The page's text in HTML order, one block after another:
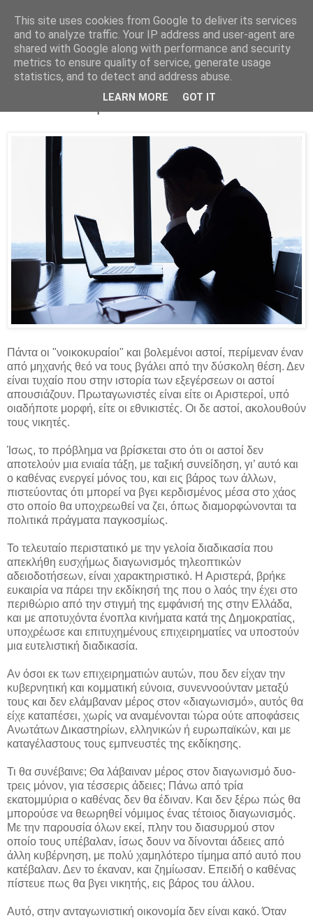
Parakato.gr
Η αριστερά και η αυτοκαταστροφή του
αστικού κόσμου
Πάντα οι "νοικοκυραίοι" και βολεμένοι αστοί, περίμεναν έναν
από μηχανής θεό να τους βγάλει από την δύσκολη θέση. Δεν
είναι τυχαίο που στην ιστορία των εξεγέρσεων οι αστοί
απουσιάζουν. Πρωταγωνιστές είναι είτε οι Αριστεροί, υπό
οιαδήποτε μορφή, είτε οι εθνικιστές. Οι δε αστοί, ακολουθούν
τους νικητές.
Ίσως, το πρόβλημα να βρίσκεται στο ότι οι αστοί δεν
αποτελούν μια ενιαία τάξη, με ταξική συνείδηση, γι’ αυτό και
ο καθένας ενεργεί μόνος του, και εις βάρος των άλλων,
πιστεύοντας ότι μπορεί να βγει κερδισμένος μέσα στο χάος
στο οποίο θα υποχρεωθεί να ζει, όπως διαμορφώνονται τα
πολιτικά πράγματα παγκοσμίως.
Το τελευταίο περιστατικό με την γελοία διαδικασία που
απεκλήθη ευσχήμως διαγωνισμός τηλεοπτικών
αδειοδοτήσεων, είναι χαρακτηριστικό. Η Αριστερά, βρήκε
ευκαιρία να πάρει την εκδίκησή της που ο λαός την έχει στο
περιθώριο από την στιγμή της εμφάνισή της στην Ελλάδα,
και με αποτυχόντα ένοπλα κινήματα κατά της Δημοκρατίας,
υποχρέωσε και επιτυχημένους επιχειρηματίες να υποστούν
μια ευτελιστική διαδικασία.
Αν όσοι εκ των επιχειρηματιών αυτών, που δεν είχαν την
κυβερνητική και κομματική εύνοια, συνεννοούνταν μεταξύ
τους και δεν ελάμβαναν μέρος στον «διαγωνισμό», αυτός θα
είχε καταπέσει, χωρίς να αναμένονται τώρα ούτε αποφάσεις
Ανωτάτων Δικαστηρίων, ελληνικών ή ευρωπαϊκών, και με
καταγέλαστους τους εμπνευστές της εκδίκησης.
Τι θα συνέβαινε; Θα λάβαιναν μέρος στον διαγωνισμό δυο-
τρεις μόνον, για τέσσερις άδειες; Πάνω από τρία
εκατομμύρια ο καθένας δεν θα έδιναν. Και δεν ξέρω πώς θα
μπορούσε να θεωρηθεί νόμιμος ένας τέτοιος διαγωνισμός.
Με την παρουσία όλων εκεί, πλην του διασυρμού στον
οποίο τους υπέβαλαν, ίσως δουν να δίνονται άδειες από
άλλη κυβέρνηση, με πολύ χαμηλότερο τίμημα από αυτό που
κατέβαλαν. Δεν το έκαναν, και ζημίωσαν. Επειδή ο καθένας
πίστευε πως θα βγει νικητής, εις βάρος του άλλου.
Αυτό, στην ανταγωνιστική οικονομία δεν είναι κακό. Όταν
This site uses cookies from Google to deliver its services
and to analyze traffic. Your IP address and user-agent are
shared with Google along with performance and security
metrics to ensure quality of service, generate usage
statistics, and to detect and address abuse.
LEARN MORE GOT IT